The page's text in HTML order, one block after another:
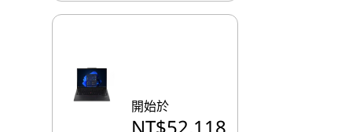
開始於